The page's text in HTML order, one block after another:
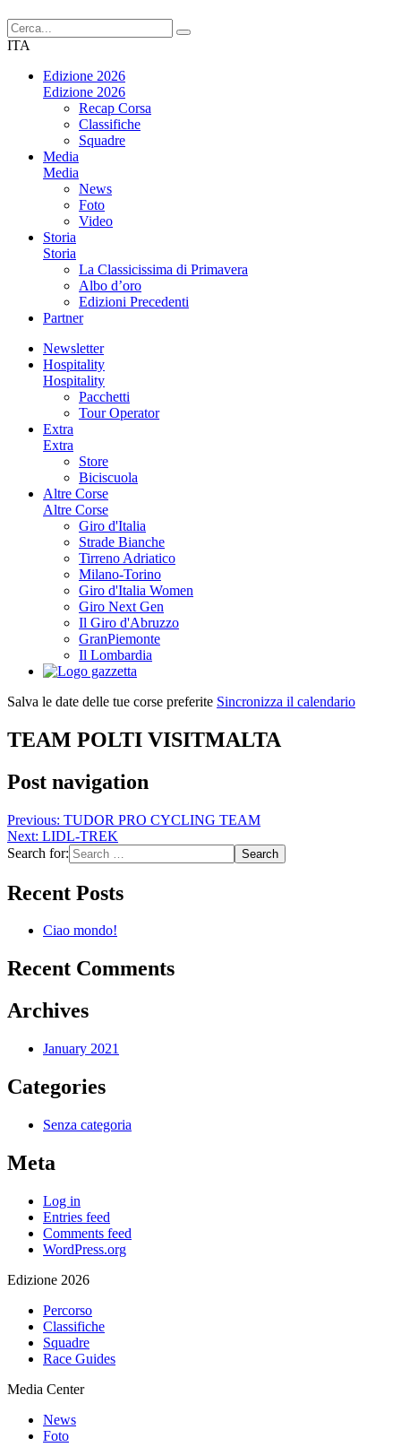
ITA
Edizione 2026
Edizione 2026
Recap Corsa
Classifiche
Squadre
Media
Media
News
Foto
Video
Storia
Storia
La Classicissima di Primavera
Albo d’oro
Edizioni Precedenti
Partner
Newsletter
Hospitality
Hospitality
Pacchetti
Tour Operator
Extra
Extra
Store
Biciscuola
Altre Corse
Altre Corse
Giro d'Italia
Strade Bianche
Tirreno Adriatico
Milano-Torino
Giro d'Italia Women
Giro Next Gen
Il Giro d'Abruzzo
GranPiemonte
Il Lombardia
Salva le date delle tue corse preferite Sincronizza il calendario
TEAM POLTI VISITMALTA
Post navigation
Previous: TUDOR PRO CYCLING TEAM
Next: LIDL-TREK
Search for:
Recent Posts
Ciao mondo!
Recent Comments
Archives
January 2021
Categories
Senza categoria
Meta
Log in
Entries feed
Comments feed
WordPress.org
Edizione 2026
Percorso
Classifiche
Squadre
Race Guides
Media Center
News
Foto